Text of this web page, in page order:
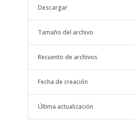
Descargar
Tamaño del archivo
Recuento de archivos
Fecha de creación
Última actualización